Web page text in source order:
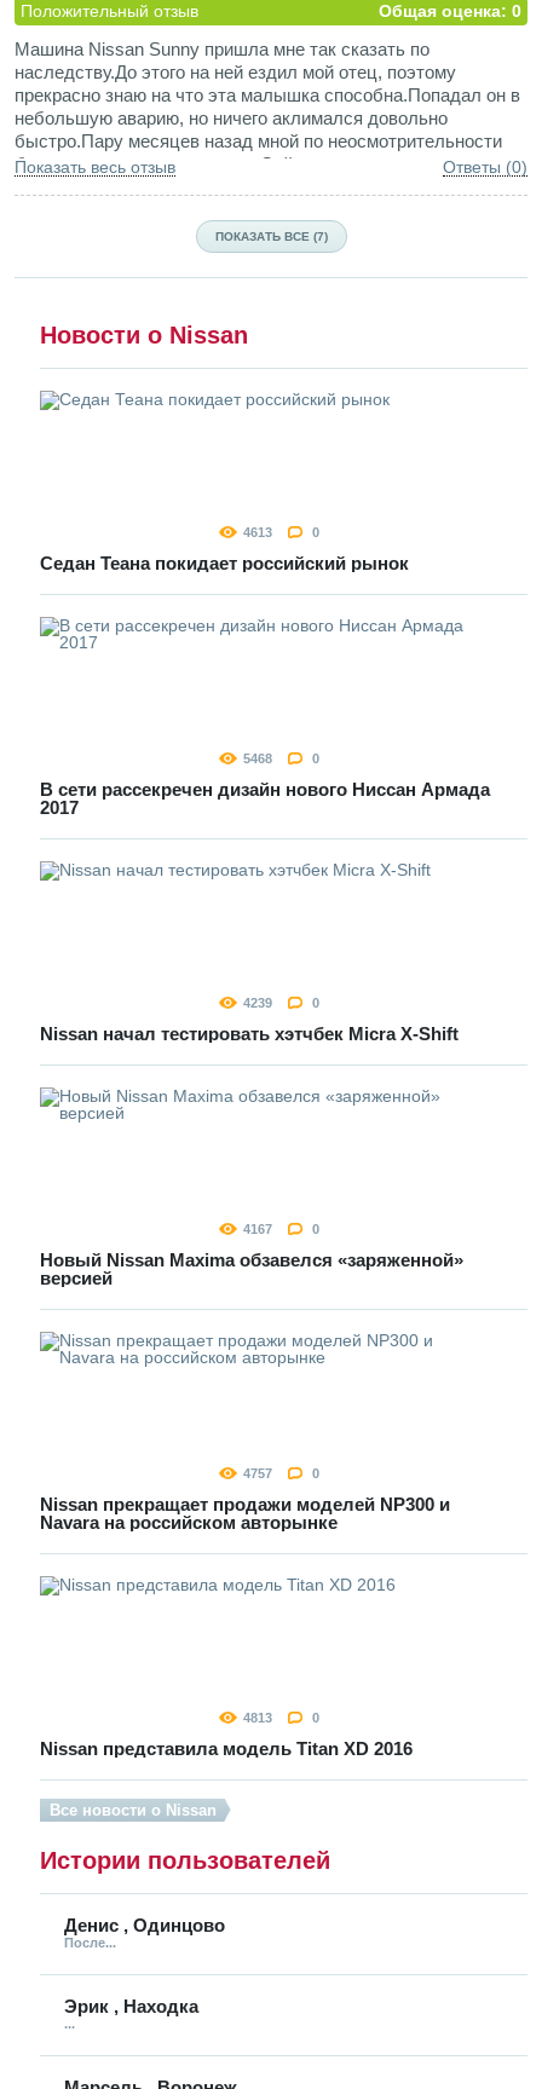
Положительный отзыв Общая оценка: 0
Машина Nissan Sunny пришла мне так сказать по
наследству.До этого на ней ездил мой отец, поэтому
прекрасно знаю на что эта малышка способна.Попадал он в
небольшую аварию, но ничего аклимался довольно
быстро.Пару месяцев назад мной по неосмотрительности
были провернуты вкладыши.Сейчас мотор откапиталили и
шууустрый автомобиль
Показать весь отзыв Ответы (0)
ПОКАЗАТЬ ВСЕ (7)
Новости о Nissan
4613 0
Седан Теана покидает российский рынок
5468 0
В сети рассекречен дизайн нового Ниссан Армада
2017
4239 0
Nissan начал тестировать хэтчбек Micra Х-Shift
4167 0
Новый Nissan Maxima обзавелся «заряженной»
версией
4757 0
Nissan прекращает продажи моделей NP300 и
Navara на российском авторынке
4813 0
Nissan представила модель Titan XD 2016
Все новости о Nissan
Истории пользователей
Денис , Одинцово
После...
Эрик , Находка
...